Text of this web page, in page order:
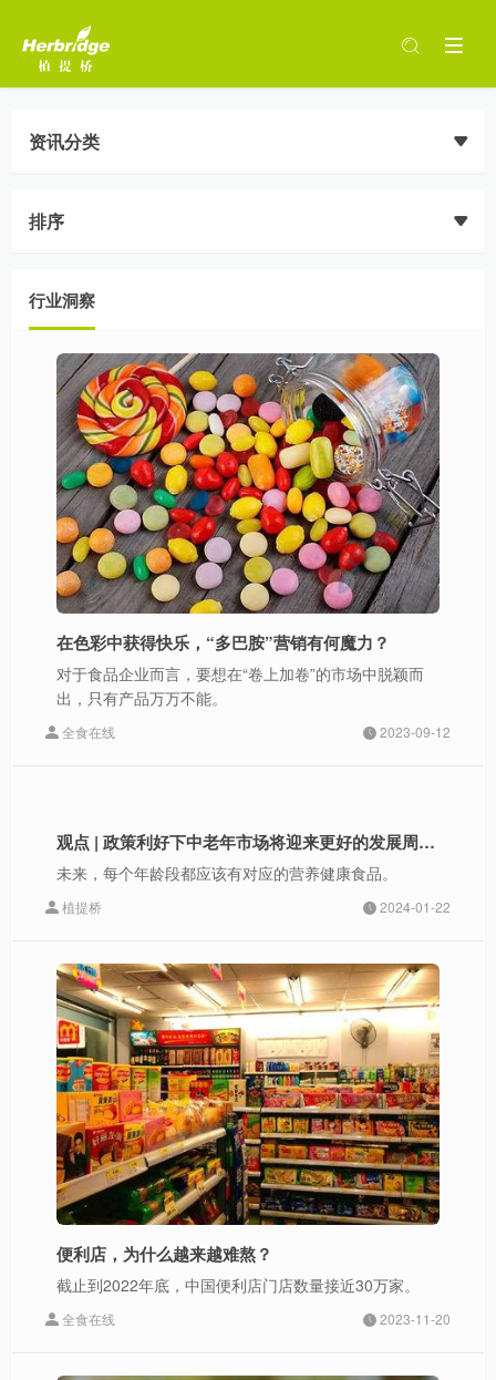
资讯分类
排序
行业洞察
在色彩中获得快乐，“多巴胺”营销有何魔力？
对于食品企业而言，要想在“卷上加卷”的市场中脱颖而
出，只有产品万万不能。
全食在线 2023-09-12
观点 | 政策利好下中老年市场将迎来更好的发展周期，未来每个年龄段都应该有对应的营养食品
未来，每个年龄段都应该有对应的营养健康食品。
植提桥 2024-01-22
便利店，为什么越来越难熬？
截止到2022年底，中国便利店门店数量接近30万家。
全食在线 2023-11-20